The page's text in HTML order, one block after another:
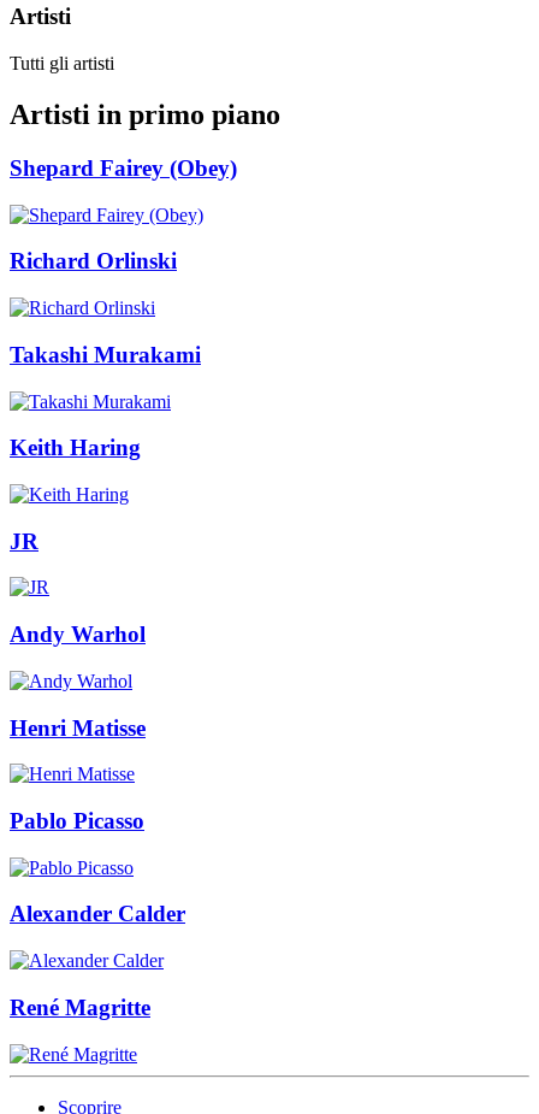
Artisti
Tutti gli artisti
Artisti in primo piano
Shepard Fairey (Obey)
Richard Orlinski
Takashi Murakami
Keith Haring
JR
Andy Warhol
Henri Matisse
Pablo Picasso
Alexander Calder
René Magritte
Scoprire